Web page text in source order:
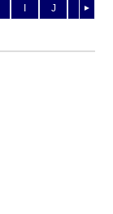
►
I J K